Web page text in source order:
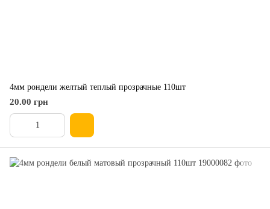
4мм рондели желтый теплый прозрачные 110шт
20.00 грн